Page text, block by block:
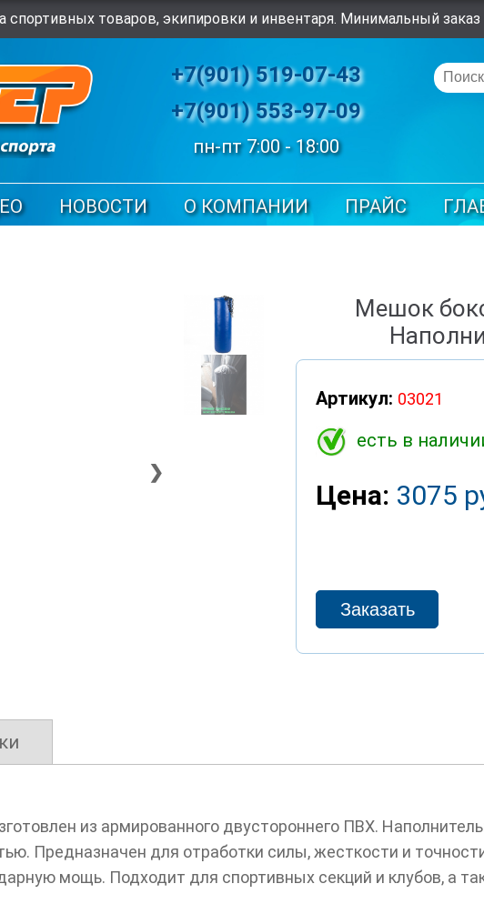
спортивных товаров, экипировки и инвентаря. Минимальный заказ
+7(901) 519-07-43
+7(901) 553-97-09
пн-пт 7:00 - 18:00
НОВОСТИ О КОМПАНИИ ПРАЙС
❯
Мешок
Артикул: 03021
есть в
Цена: 3075
из армированного двустороннего ПВХ.
Предназначен для отработки силы, жесткости и
мощь. Подходит для спортивных секций и клубов, а